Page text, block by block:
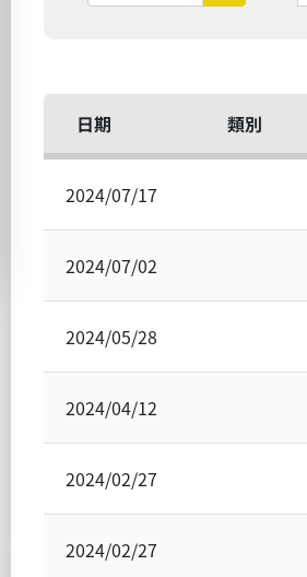
日期 類別
2024/07/17
2024/07/02
2024/05/28
2024/04/12
2024/02/27
2024/02/27